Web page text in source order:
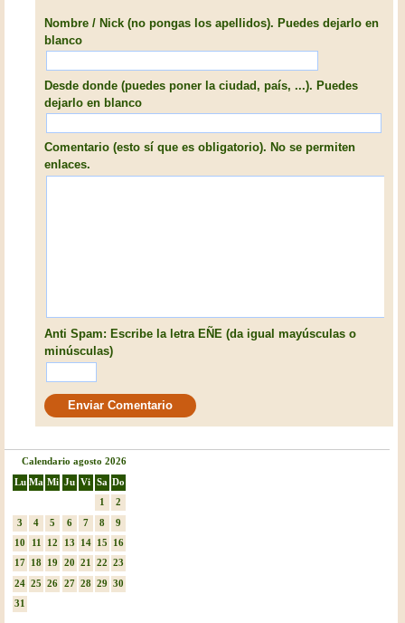
Nombre / Nick (no pongas los apellidos). Puedes dejarlo en
blanco
Desde donde (puedes poner la ciudad, país, ...). Puedes
dejarlo en blanco
Comentario (esto sí que es obligatorio). No se permiten
enlaces.
Anti Spam: Escribe la letra EÑE (da igual mayúsculas o
minúsculas)
Calendario agosto 2026
Lu Ma Mi Ju Vi Sa Do
1
2
3
4 5 6 7 8
9
10
11 12 13 14 15
16
17 18 19 20 21 22
23
24 25 26 27 28 29
30
31